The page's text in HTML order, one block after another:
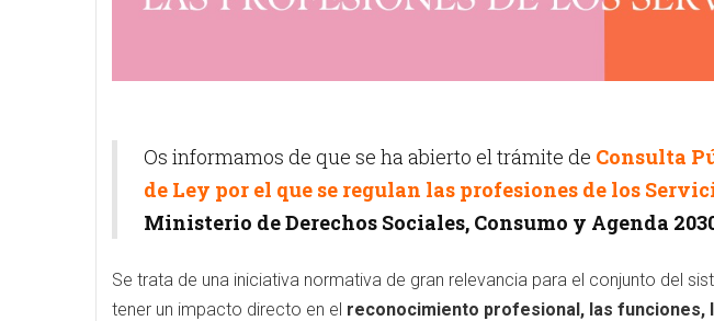
Os informamos de que se ha abierto el trámite de Consulta
de Ley por el que se regulan las profesiones de los
Ministerio de Derechos Sociales, Consumo y Agenda
Se trata de una iniciativa normativa de gran relevancia para el conjunto del
tener un impacto directo en el reconocimiento profesional, las funciones,